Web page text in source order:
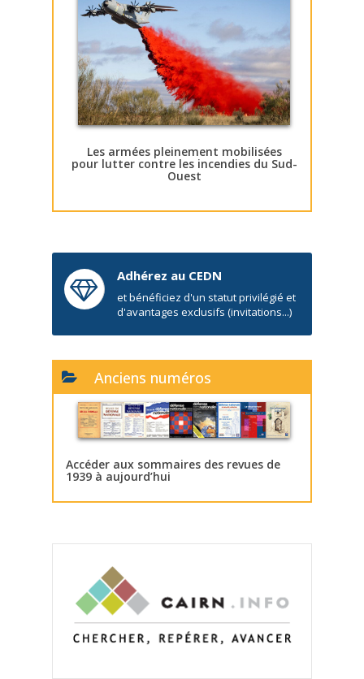
Les armées pleinement mobilisées
pour lutter contre les incendies du Sud-
Ouest
Adhérez au CEDN
et bénéficiez d'un statut privilégié et
d'avantages exclusifs (invitations...)
Anciens numéros
Accéder aux sommaires des revues de
1939 à aujourd’hui